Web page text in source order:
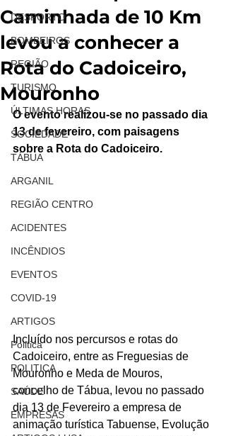
DESPORTO
BOMBEIROS
REGIÃO
TURISMO
ÚLTIMAS HORAS
SOCIEDADE
TÁBUA
ARGANIL
REGIÃO CENTRO
ACIDENTES
INCÊNDIOS
EVENTOS
COVID-19
ARTIGOS
Politica
POLITICA
SAÚDE
EMPRESAS
Caminhada de 10 Km
levou a conhecer a
Rota do Cadoiceiro,
Mouronho
O evento realizou-se no passado dia
13 de fevereiro, com paisagens
sobre a Rota do Cadoiceiro.
Incluído nos percursos e rotas do
Cadoiceiro, entre as Freguesias de
Mouronho e Meda de Mouros,
concelho de Tábua, levou no passado
dia 13 de Fevereiro a empresa de
animação turística Tabuense, Evolução